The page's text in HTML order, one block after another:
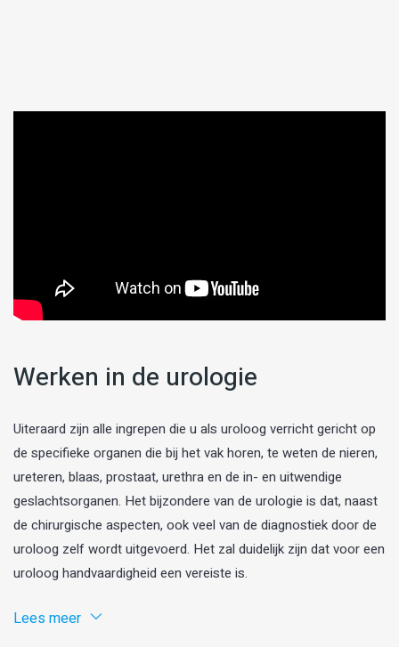
Werken in de urologie
Uiteraard zijn alle ingrepen die u als uroloog verricht gericht op
de specifieke organen die bij het vak horen, te weten de nieren,
ureteren, blaas, prostaat, urethra en de in- en uitwendige
geslachtsorganen. Het bijzondere van de urologie is dat, naast
de chirurgische aspecten, ook veel van de diagnostiek door de
uroloog zelf wordt uitgevoerd. Het zal duidelijk zijn dat voor een
uroloog handvaardigheid een vereiste is.